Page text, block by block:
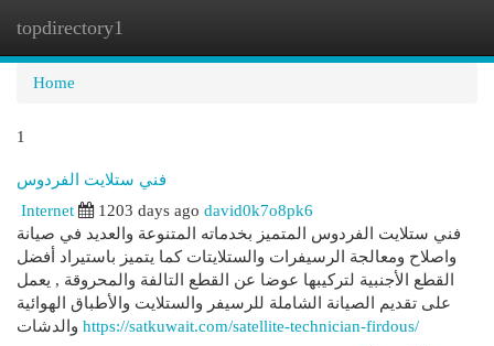
topdirectory1
Home
1
فني ستلايت الفردوس
Internet
1203 days ago david0k7o8pk6
فني ستلايت الفردوس المتميز بخدماته المتنوعة والعديد في صيانة
واصلاح ومعالجة الرسيفرات والستلايتات كما يتميز باستيراد أفضل
القطع الأجنبية لتركيبها عوضا عن القطع التالفة والمحروقة , يعمل
على تقديم الصيانة الشاملة للرسيفر والستلايت والأطباق الهوائية
https://satkuwait.com/satellite-technician-firdous/